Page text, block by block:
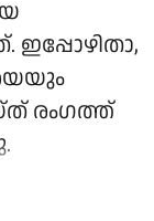
രംഗത്ത്